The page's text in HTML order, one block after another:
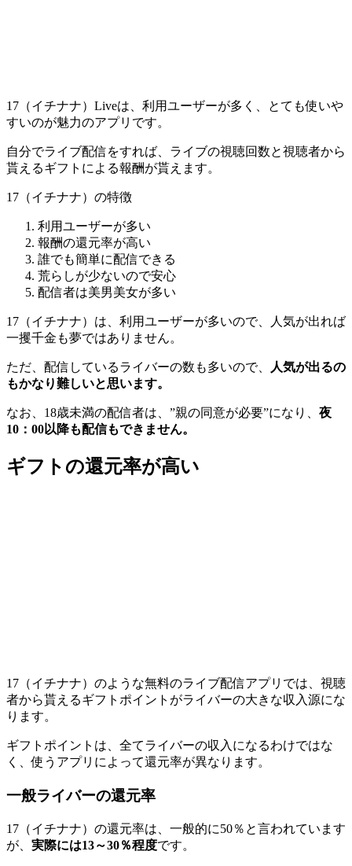
17（イチナナ）Liveは、利用ユーザーが多く、とても使いや
すいのが魅力のアプリです。
自分でライブ配信をすれば、ライブの視聴回数と視聴者から
貰えるギフトによる報酬が貰えます。
17（イチナナ）の特徴
利用ユーザーが多い
報酬の還元率が高い
誰でも簡単に配信できる
荒らしが少ないので安心
配信者は美男美女が多い
17（イチナナ）は、利用ユーザーが多いので、人気が出れば
一攫千金も夢ではありません。
ただ、配信しているライバーの数も多いので、
人気が出るの
もかなり難しいと思います。
なお、18歳未満の配信者は、”親の同意が必要”になり、 夜
10：00以降も配信もできません。
ギフトの還元率が高い
17（イチナナ）のような無料のライブ配信アプリでは、視聴
者から貰えるギフトポイントがライバーの大きな収入源にな
ります。
ギフトポイントは、全てライバーの収入になるわけではな
く、使うアプリによって還元率が異なります。
一般ライバーの還元率
17（イチナナ）の還元率は、一般的に50％と言われています
が、 実際には13～30％程度です。